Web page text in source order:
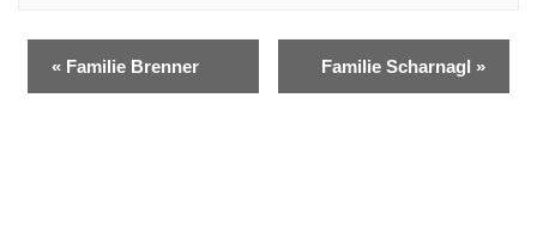
« Familie Brenner Familie Scharnagl »